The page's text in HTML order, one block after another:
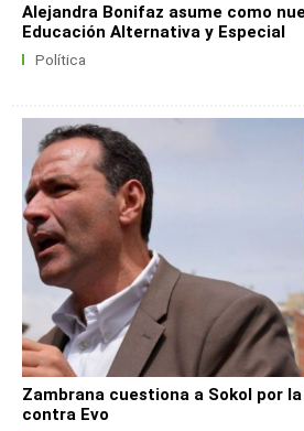
Alejandra Bonifaz asume como
Educación Alternativa y Especial
Política
Zambrana cuestiona a Sokol por
contra Evo